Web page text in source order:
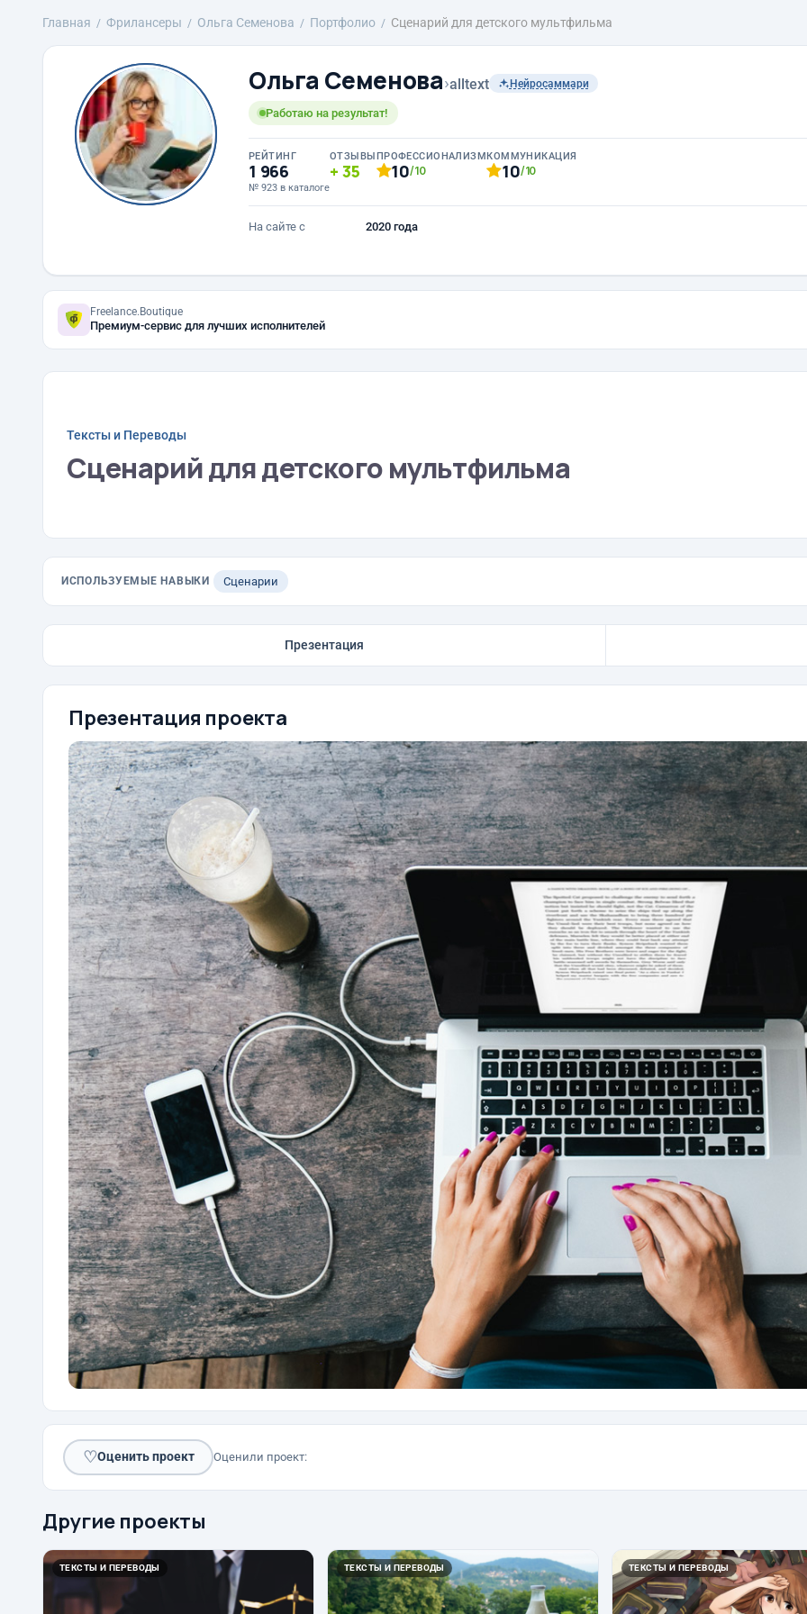
Главная Фрилансеры Ольга Семенова Портфолио Сценарий для детского мультфильма
Ольга Семенова›alltext Нейросаммари
Работаю на результат!
РЕЙТИНГ
1 966
№ 923 в каталоге
ОТЗЫВЫ
35
ПРОФЕССИОНАЛИЗМ
10/10
КОММУНИКАЦИЯ
10/10
На сайте с 2020 года
Freelance.Boutique
Премиум-сервис для лучших исполнителей
Тексты и Переводы
Сценарий для детского мультфильма
ИСПОЛЬЗУЕМЫЕ НАВЫКИ Сценарии
Презентация
Презентация проекта
♡Оценить проект Оценили проект:
Другие проекты
ТЕКСТЫ И ПЕРЕВОДЫ ТЕКСТЫ И ПЕРЕВОДЫ ТЕКСТЫ И ПЕРЕВОДЫ